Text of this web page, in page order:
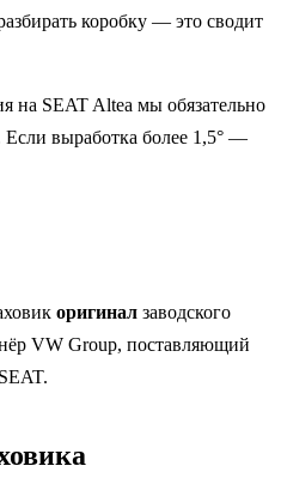
коробку — это сводит
на SEAT Altea мы обязательно
Если выработка более 1,5° —
оригинал заводского
VW Group, поставляющий